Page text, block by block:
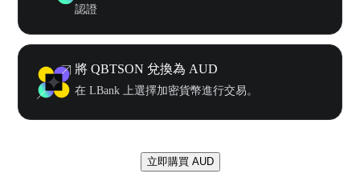
認證
將 QBTSON 兌換為 AUD
在 LBank 上選擇加密貨幣進行交易。
立即購買 AUD